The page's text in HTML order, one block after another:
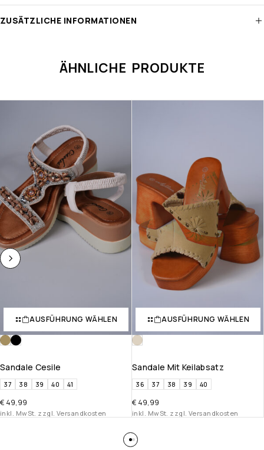
ZUSÄTZLICHE INFORMATIONEN
ÄHNLICHE PRODUKTE
AUSFÜHRUNG WÄHLEN
Sandale Cesile
37 38 39 40 41
€ 49,99
inkl. MwSt. zzgl. Versandkosten
AUSFÜHRUNG WÄHLEN
Sandale Mit Keilabsatz
36 37 38 39 40
€ 49,99
inkl. MwSt. zzgl. Versandkosten